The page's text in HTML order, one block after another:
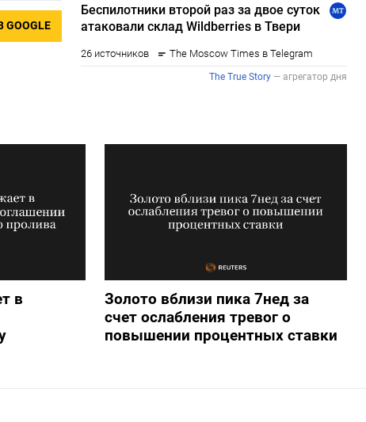
в
Золото вблизи пика 7нед за
счет ослабления тревог о
повышении процентных ставки